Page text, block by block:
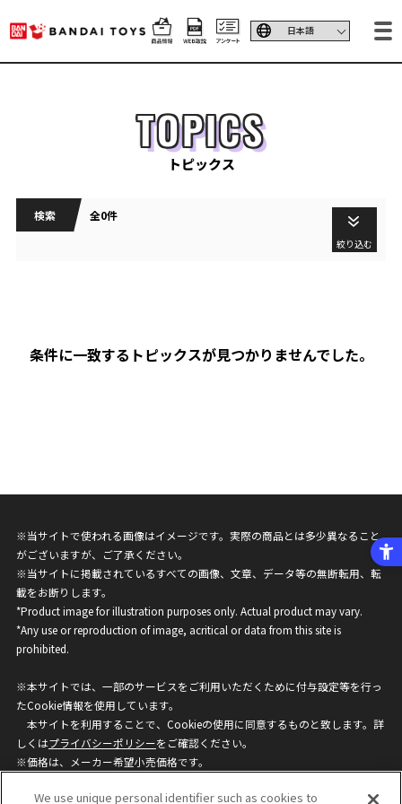
TOPICS
トピックス
検索 全0件
絞り込む
条件に一致するトピックスが見つかりませんでした。
※当サイトで使われる画像はイメージです。実際の商品とは多少異なること
がございますが、ご了承ください。
※当サイトに掲載されているすべての画像、文章、データ等の無断転用、転
載をお断りします。
*Product image for illustration purposes only. Actual product may vary.
*Any use or reproduction of image, acritical or data from this site is
prohibited.
※本サイトでは、一部のサービスをご利用いただくために付与設定等を行っ
たCookie情報を使用しています。
本サイトを利用することで、Cookieの使用に同意するものと致します。詳
しくはプライバシーポリシーをご確認ください。
※価格は、メーカー希望小売価格です。
ざいますのでご了承ください。
We use unique personal identifier such as cookies to